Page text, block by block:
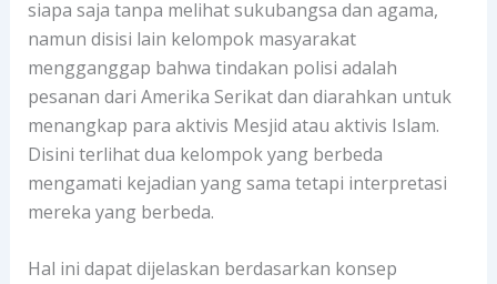
siapa saja tanpa melihat sukubangsa dan agama,
namun disisi lain kelompok masyarakat
mengganggap bahwa tindakan polisi adalah
pesanan dari Amerika Serikat dan diarahkan untuk
menangkap para aktivis Mesjid atau aktivis Islam.
Disini terlihat dua kelompok yang berbeda
mengamati kejadian yang sama tetapi interpretasi
mereka yang berbeda.
Hal ini dapat dijelaskan berdasarkan konsep